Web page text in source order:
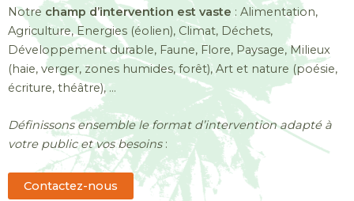
Notre champ d’intervention est vaste : Alimentation,
Agriculture, Energies (éolien), Climat, Déchets,
Développement durable, Faune, Flore, Paysage, Milieux
(haie, verger, zones humides, forêt), Art et nature (poésie,
écriture, théâtre), …
Définissons ensemble le format d’intervention adapté à
votre public et vos besoins:
Contactez-nous